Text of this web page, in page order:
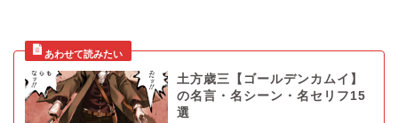
土方歳三【ゴールデンカムイ】
の名言・名シーン・名セリフ15
選